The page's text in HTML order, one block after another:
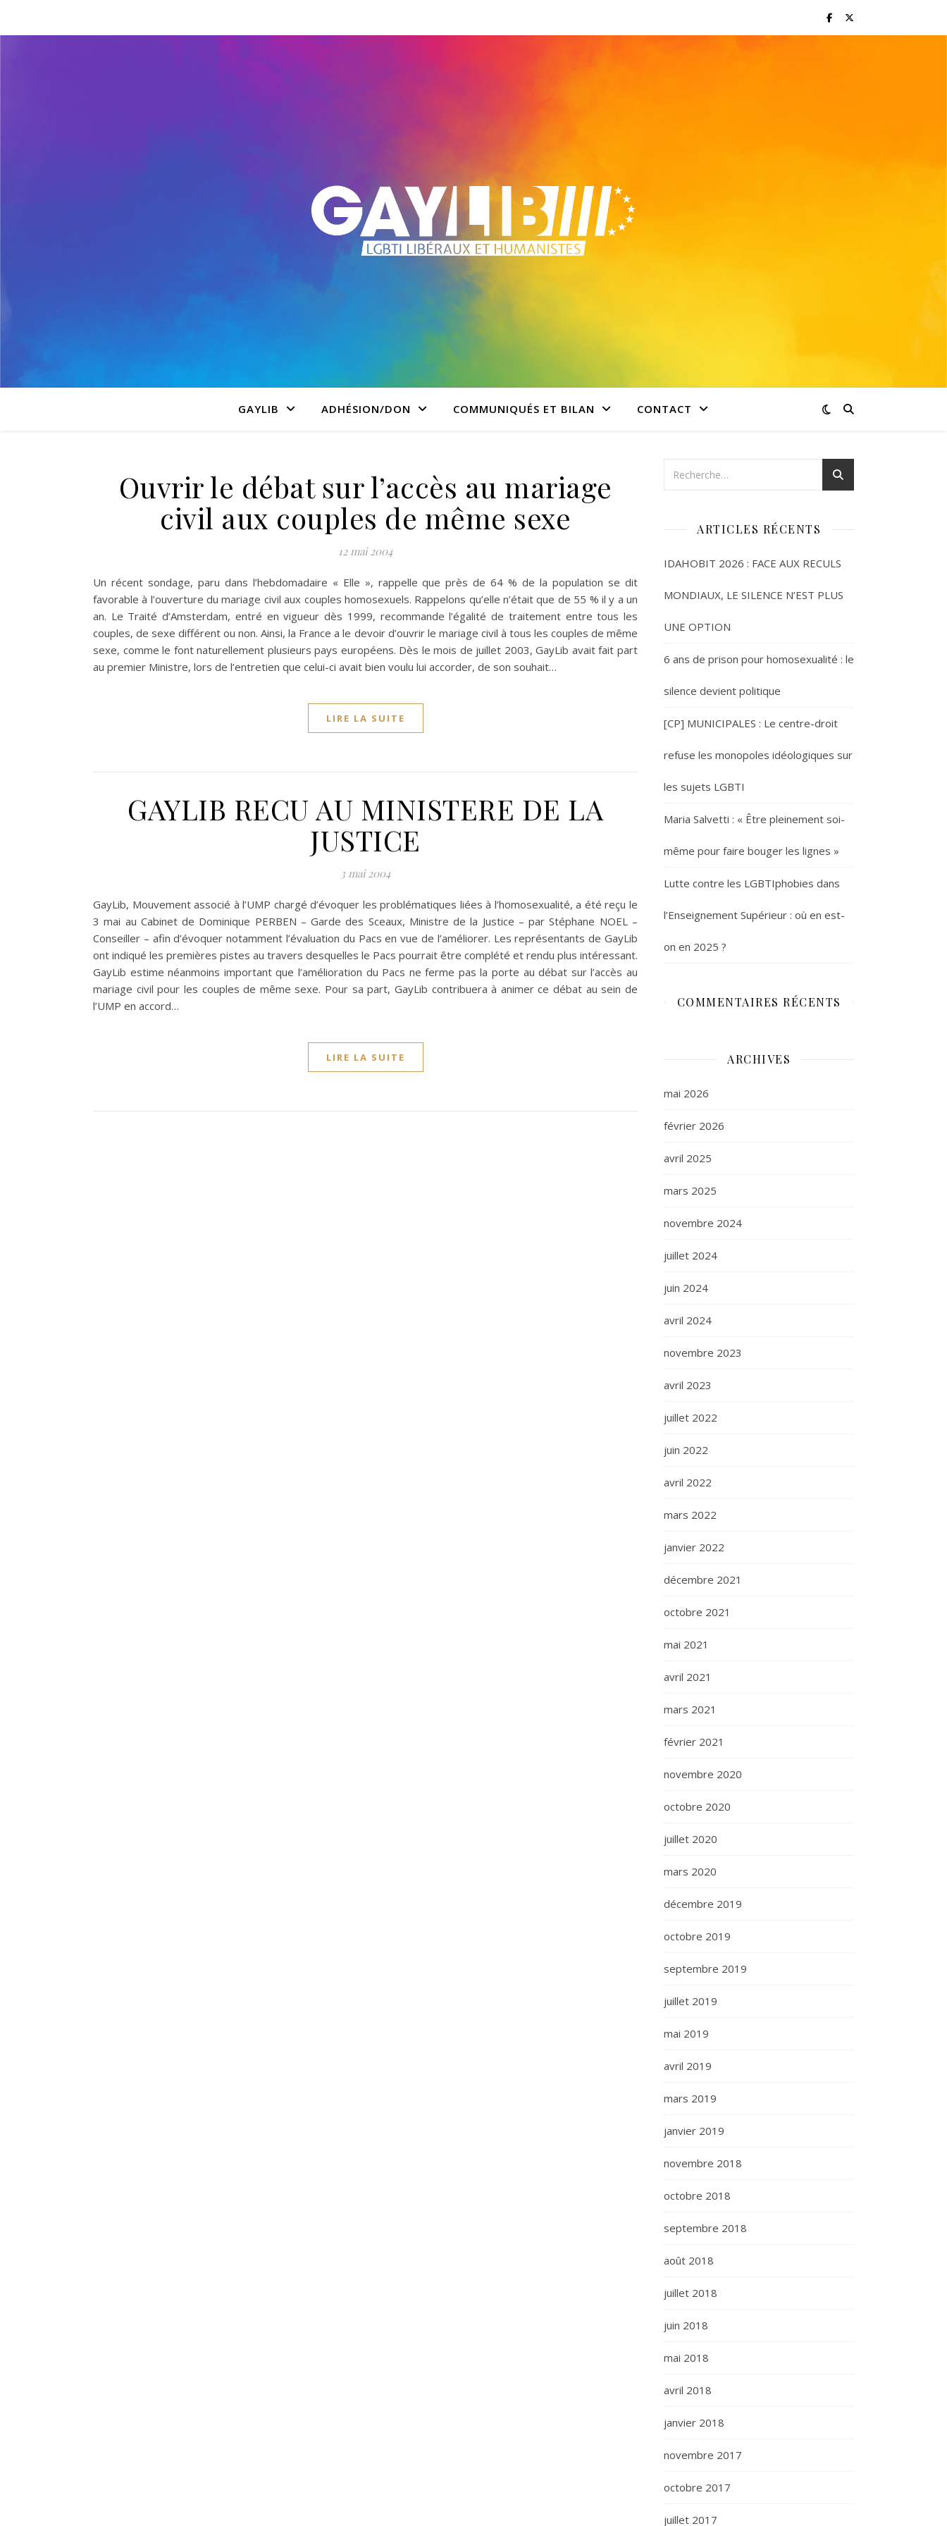
GAYLIB ADHÉSION/DON COMMUNIQUÉS ET BILAN CONTACT
Ouvrir le débat sur l’accès au mariage
civil aux couples de même sexe
12 mai 2004
Un récent sondage, paru dans l’hebdomadaire « Elle », rappelle que près de 64 % de la population se dit
favorable à l’ouverture du mariage civil aux couples homosexuels. Rappelons qu’elle n’était que de 55 % il y a un
an. Le Traité d’Amsterdam, entré en vigueur dès 1999, recommande l’égalité de traitement entre tous les
couples, de sexe différent ou non. Ainsi, la France a le devoir d’ouvrir le mariage civil à tous les couples de même
sexe, comme le font naturellement plusieurs pays européens. Dès le mois de juillet 2003, GayLib avait fait part
au premier Ministre, lors de l’entretien que celui-ci avait bien voulu lui accorder, de son souhait…
LIRE LA SUITE
GAYLIB RECU AU MINISTERE DE LA
JUSTICE
3 mai 2004
GayLib, Mouvement associé à l’UMP chargé d’évoquer les problématiques liées à l’homosexualité, a été reçu le
3 mai au Cabinet de Dominique PERBEN – Garde des Sceaux, Ministre de la Justice – par Stéphane NOEL –
Conseiller – afin d’évoquer notamment l’évaluation du Pacs en vue de l’améliorer. Les représentants de GayLib
ont indiqué les premières pistes au travers desquelles le Pacs pourrait être complété et rendu plus intéressant.
GayLib estime néanmoins important que l’amélioration du Pacs ne ferme pas la porte au débat sur l’accès au
mariage civil pour les couples de même sexe. Pour sa part, GayLib contribuera à animer ce débat au sein de
l’UMP en accord…
LIRE LA SUITE
ARTICLES RÉCENTS
IDAHOBIT 2026 : FACE AUX RECULS
MONDIAUX, LE SILENCE N’EST PLUS
UNE OPTION
6 ans de prison pour homosexualité : le
silence devient politique
[CP] MUNICIPALES : Le centre-droit
refuse les monopoles idéologiques sur
les sujets LGBTI
Maria Salvetti : « Être pleinement soi-
même pour faire bouger les lignes »
Lutte contre les LGBTIphobies dans
l’Enseignement Supérieur : où en est-
on en 2025 ?
COMMENTAIRES RÉCENTS
ARCHIVES
mai 2026
février 2026
avril 2025
mars 2025
novembre 2024
juillet 2024
juin 2024
avril 2024
novembre 2023
avril 2023
juillet 2022
juin 2022
avril 2022
mars 2022
janvier 2022
décembre 2021
octobre 2021
mai 2021
avril 2021
mars 2021
février 2021
novembre 2020
octobre 2020
juillet 2020
mars 2020
décembre 2019
octobre 2019
septembre 2019
juillet 2019
mai 2019
avril 2019
mars 2019
janvier 2019
novembre 2018
octobre 2018
septembre 2018
août 2018
juillet 2018
juin 2018
mai 2018
avril 2018
janvier 2018
novembre 2017
octobre 2017
juillet 2017